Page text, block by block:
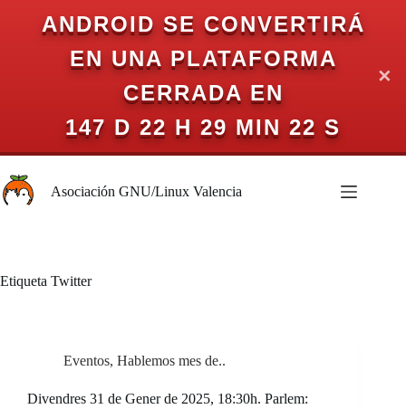
ANDROID SE CONVERTIRÁ
EN UNA PLATAFORMA
CERRADA EN
147 D 22 H 29 MIN 22 S
✕
al
contenidoAsociación GNU/Linux Valencia
Etiqueta Twitter
Eventos, Hablemos mes de..
Divendres 31 de Gener de 2025, 18:30h. Parlem: